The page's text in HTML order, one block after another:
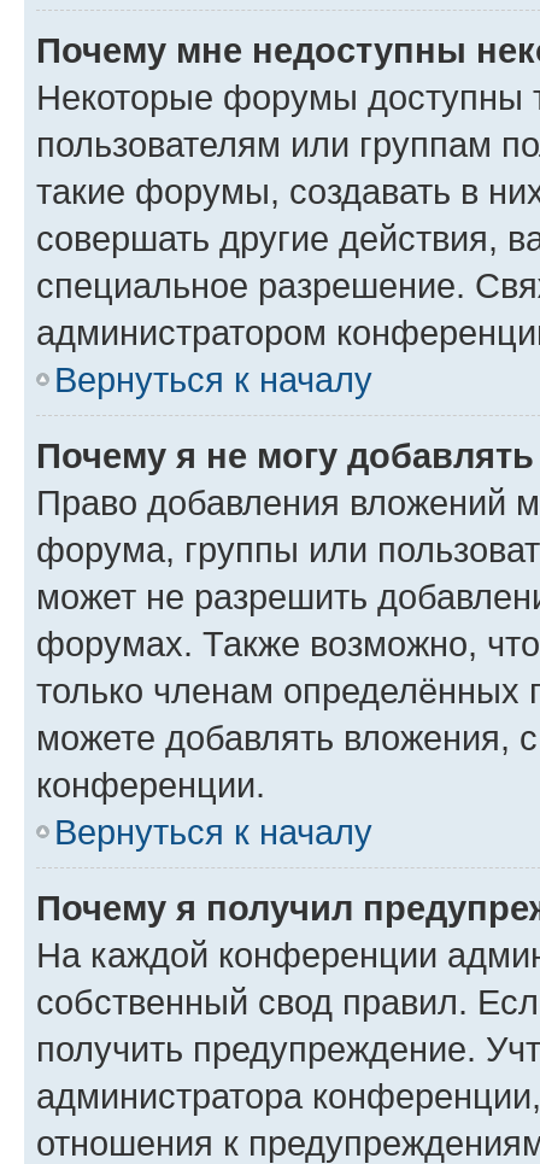
Почему мне недоступны
Некоторые форумы доступны
пользователям или группам
такие форумы, создавать в
совершать другие действия,
специальное разрешение.
администратором
Вернуться к началу
Почему я не могу
Право добавления вложений
форума, группы или
может не разрешить
форумах. Также возможно,
только членам определённых
можете добавлять вложения,
конференции.
Вернуться к началу
Почему я получил
На каждой конференции
собственный свод правил.
получить предупреждение.
администратора
отношения к